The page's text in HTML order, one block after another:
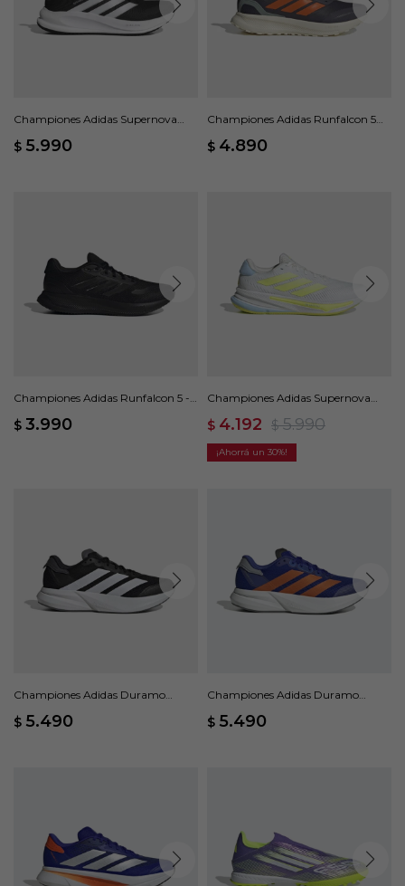
Championes Adidas Supernova
$ 5.990
Championes Adidas Runfalcon 5
$ 4.890
Championes Adidas Runfalcon 5 -
$ 3.990
Championes Adidas Supernova
$ 4.192 $ 5.990
30
Championes Adidas Duramo
$ 5.490
Championes Adidas Duramo
$ 5.490